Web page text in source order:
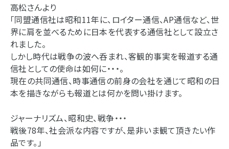
高松さんより
「同盟通信社は昭和11年に、ロイター通信、AP通信など、世
界に肩を並べるために日本を代表する通信社として設立さ
れました。
しかし時代は戦争の波へ呑まれ、客観的事実を報道する通
信社としての使命は如何に・・・。
現在の共同通信、時事通信の前身の会社を通じて昭和の日
本を描きながらも報道とは何かを問い掛けます。
ジャーナリズム、昭和史、戦争・・・
戦後78年、社会派な内容ですが、是非いま観て頂きたい作
品です。」